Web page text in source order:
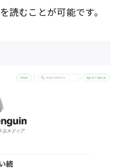
を読むことが可能です。